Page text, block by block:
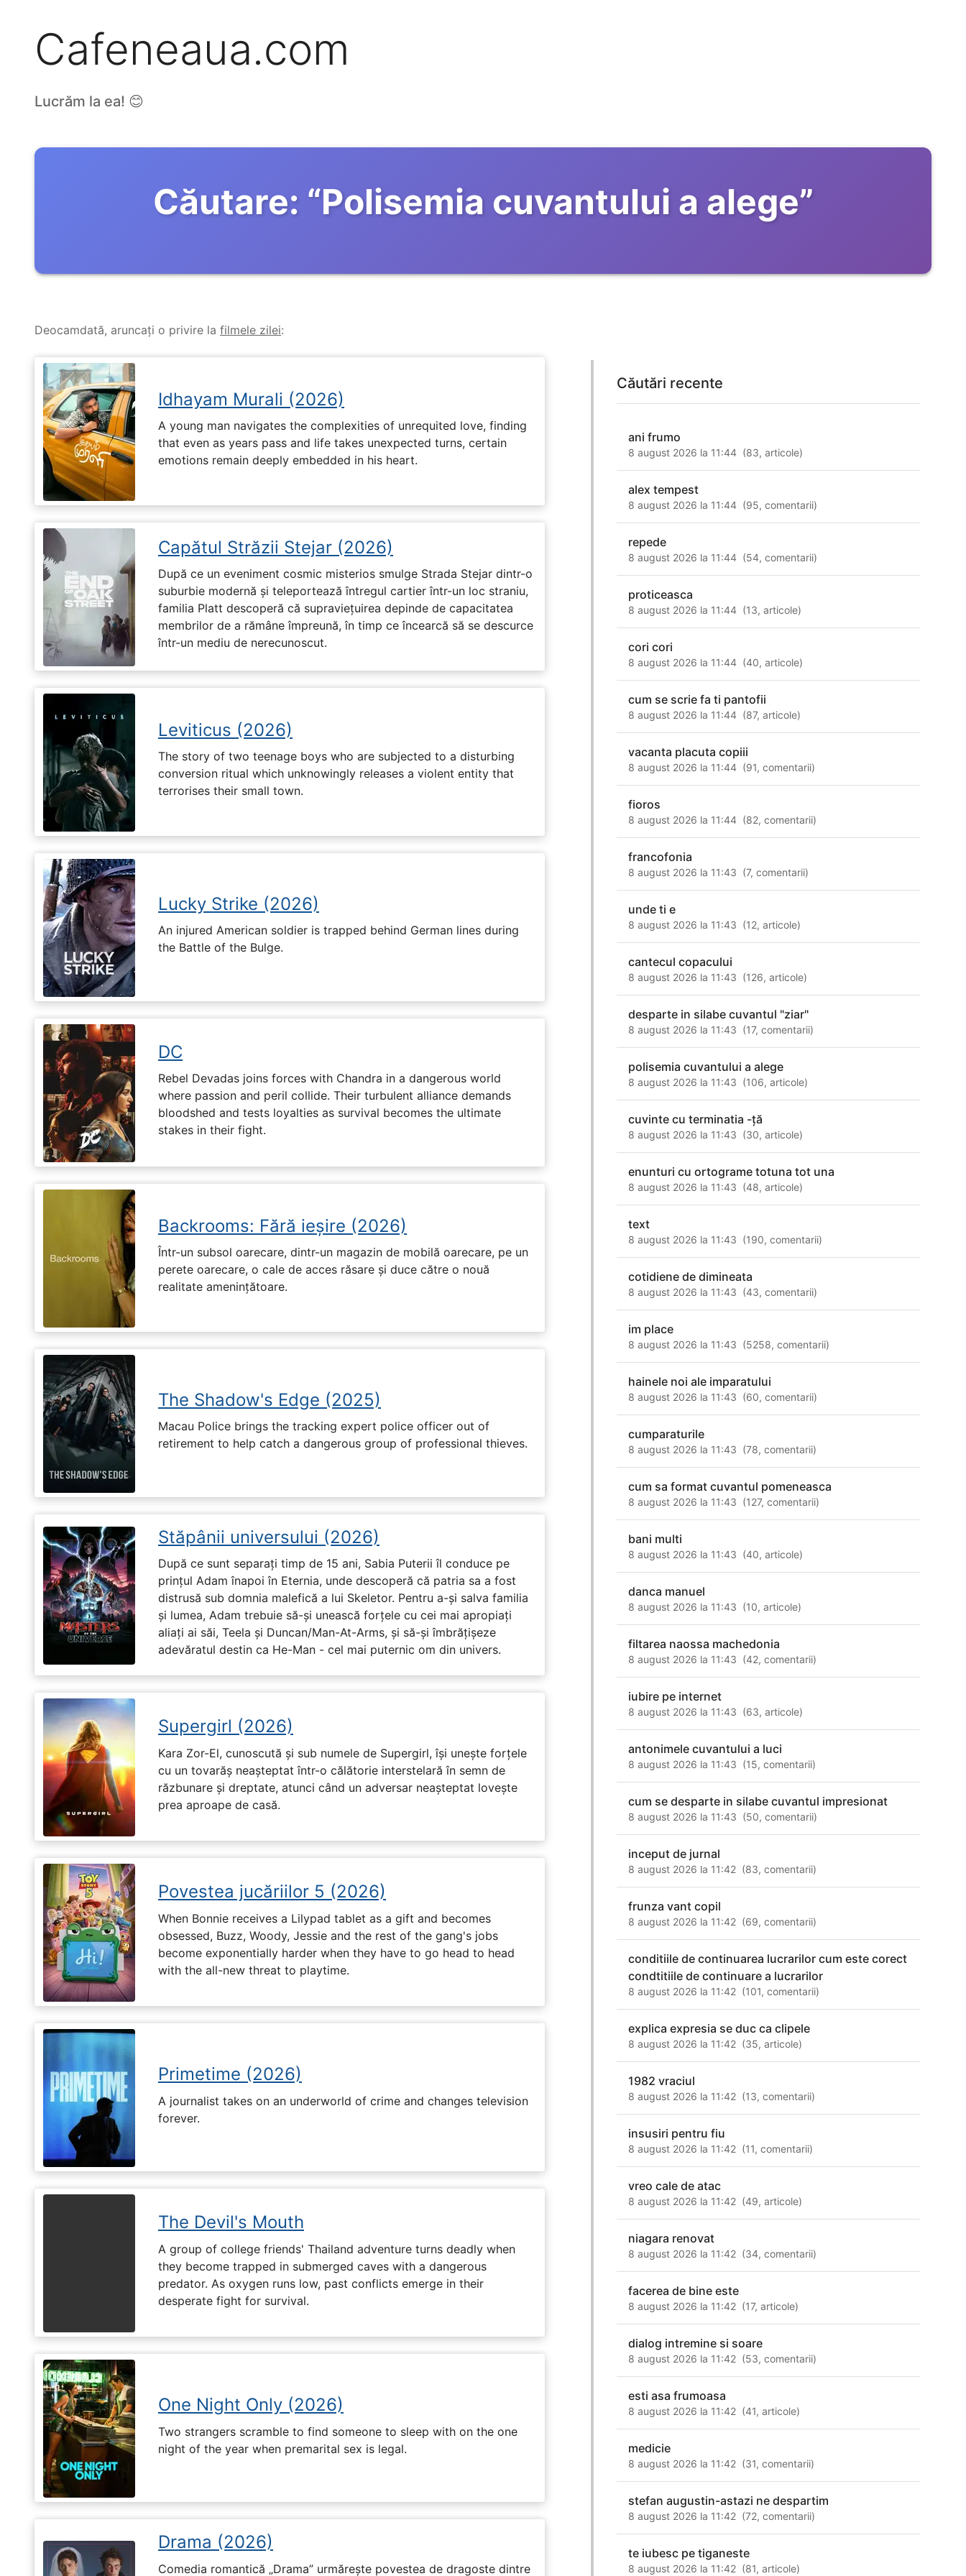
Cafeneaua.com
Lucrăm la ea! 😊
Căutare: “Polisemia cuvantului a alege”
Deocamdată, aruncați o privire la filmele zilei:
Idhayam Murali (2026)
A young man navigates the complexities of unrequited love, finding
that even as years pass and life takes unexpected turns, certain
emotions remain deeply embedded in his heart.
Capătul Străzii Stejar (2026)
După ce un eveniment cosmic misterios smulge Strada Stejar dintr-o
suburbie modernă și teleportează întregul cartier într-un loc straniu,
familia Platt descoperă că supraviețuirea depinde de capacitatea
membrilor de a rămâne împreună, în timp ce încearcă să se descurce
într-un mediu de nerecunoscut.
Leviticus (2026)
The story of two teenage boys who are subjected to a disturbing
conversion ritual which unknowingly releases a violent entity that
terrorises their small town.
Lucky Strike (2026)
An injured American soldier is trapped behind German lines during
the Battle of the Bulge.
DC
Rebel Devadas joins forces with Chandra in a dangerous world
where passion and peril collide. Their turbulent alliance demands
bloodshed and tests loyalties as survival becomes the ultimate
stakes in their fight.
Backrooms: Fără ieșire (2026)
Într-un subsol oarecare, dintr-un magazin de mobilă oarecare, pe un
perete oarecare, o cale de acces răsare și duce către o nouă
realitate amenințătoare.
The Shadow's Edge (2025)
Macau Police brings the tracking expert police officer out of
retirement to help catch a dangerous group of professional thieves.
Stăpânii universului (2026)
După ce sunt separați timp de 15 ani, Sabia Puterii îl conduce pe
prințul Adam înapoi în Eternia, unde descoperă că patria sa a fost
distrusă sub domnia malefică a lui Skeletor. Pentru a-și salva familia
și lumea, Adam trebuie să-și unească forțele cu cei mai apropiați
aliați ai săi, Teela și Duncan/Man-At-Arms, și să-și îmbrățișeze
adevăratul destin ca He-Man - cel mai puternic om din univers.
Supergirl (2026)
Kara Zor-El, cunoscută și sub numele de Supergirl, își unește forțele
cu un tovarăș neașteptat într-o călătorie interstelară în semn de
răzbunare și dreptate, atunci când un adversar neașteptat lovește
prea aproape de casă.
Povestea jucăriilor 5 (2026)
When Bonnie receives a Lilypad tablet as a gift and becomes
obsessed, Buzz, Woody, Jessie and the rest of the gang's jobs
become exponentially harder when they have to go head to head
with the all-new threat to playtime.
Primetime (2026)
A journalist takes on an underworld of crime and changes television
forever.
The Devil's Mouth
A group of college friends' Thailand adventure turns deadly when
they become trapped in submerged caves with a dangerous
predator. As oxygen runs low, past conflicts emerge in their
desperate fight for survival.
One Night Only (2026)
Two strangers scramble to find someone to sleep with on the one
night of the year when premarital sex is legal.
Drama (2026)
Comedia romantică „Drama” urmărește povestea de dragoste dintre
Căutări recente
ani frumo
8 august 2026 la 11:44 (83,articole)
alex tempest
8 august 2026 la 11:44 (95,comentarii)
repede
8 august 2026 la 11:44 (54,comentarii)
proticeasca
8 august 2026 la 11:44 (13,articole)
cori cori
8 august 2026 la 11:44 (40,articole)
cum se scrie fa ti pantofii
8 august 2026 la 11:44 (87,articole)
vacanta placuta copiii
8 august 2026 la 11:44 (91,comentarii)
fioros
8 august 2026 la 11:44 (82,comentarii)
francofonia
8 august 2026 la 11:43 (7,comentarii)
unde ti e
8 august 2026 la 11:43 (12,articole)
cantecul copacului
8 august 2026 la 11:43 (126,articole)
desparte in silabe cuvantul "ziar"
8 august 2026 la 11:43 (17,comentarii)
polisemia cuvantului a alege
8 august 2026 la 11:43 (106,articole)
cuvinte cu terminatia -ţă
8 august 2026 la 11:43 (30,articole)
enunturi cu ortograme totuna tot una
8 august 2026 la 11:43 (48,articole)
text
8 august 2026 la 11:43 (190,comentarii)
cotidiene de dimineata
8 august 2026 la 11:43 (43,comentarii)
im place
8 august 2026 la 11:43 (5258,comentarii)
hainele noi ale imparatului
8 august 2026 la 11:43 (60,comentarii)
cumparaturile
8 august 2026 la 11:43 (78,comentarii)
cum sa format cuvantul pomeneasca
8 august 2026 la 11:43 (127,comentarii)
bani multi
8 august 2026 la 11:43 (40,articole)
danca manuel
8 august 2026 la 11:43 (10,articole)
filtarea naossa machedonia
8 august 2026 la 11:43 (42,comentarii)
iubire pe internet
8 august 2026 la 11:43 (63,articole)
antonimele cuvantului a luci
8 august 2026 la 11:43 (15,comentarii)
cum se desparte in silabe cuvantul impresionat
8 august 2026 la 11:43 (50,comentarii)
inceput de jurnal
8 august 2026 la 11:42 (83,comentarii)
frunza vant copil
8 august 2026 la 11:42 (69,comentarii)
conditiile de continuarea lucrarilor cum este corect
condtitiile de continuare a lucrarilor
8 august 2026 la 11:42 (101,comentarii)
explica expresia se duc ca clipele
8 august 2026 la 11:42 (35,articole)
1982 vraciul
8 august 2026 la 11:42 (13,comentarii)
insusiri pentru fiu
8 august 2026 la 11:42 (11,comentarii)
vreo cale de atac
8 august 2026 la 11:42 (49,articole)
niagara renovat
8 august 2026 la 11:42 (34,comentarii)
facerea de bine este
8 august 2026 la 11:42 (17,articole)
dialog intremine si soare
8 august 2026 la 11:42 (53,comentarii)
esti asa frumoasa
8 august 2026 la 11:42 (41,articole)
medicie
8 august 2026 la 11:42 (31,comentarii)
stefan augustin-astazi ne despartim
8 august 2026 la 11:42 (72,comentarii)
te iubesc pe tiganeste
8 august 2026 la 11:42 (81,articole)